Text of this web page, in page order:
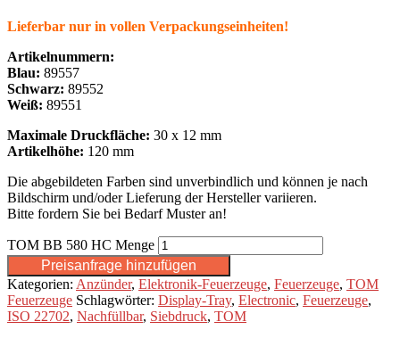
Lieferbar nur in vollen Verpackungseinheiten!
Artikelnummern:
Blau: 89557
Schwarz: 89552
Weiß: 89551
Maximale Druckfläche: 30 x 12 mm
Artikelhöhe: 120 mm
Die abgebildeten Farben sind unverbindlich und können je nach
Bildschirm und/oder Lieferung der Hersteller variieren.
Bitte fordern Sie bei Bedarf Muster an!
TOM BB 580 HC Menge
Preisanfrage hinzufügen
Kategorien: Anzünder, Elektronik-Feuerzeuge, Feuerzeuge, TOM
Feuerzeuge Schlagwörter: Display-Tray, Electronic, Feuerzeuge,
ISO 22702, Nachfüllbar, Siebdruck, TOM